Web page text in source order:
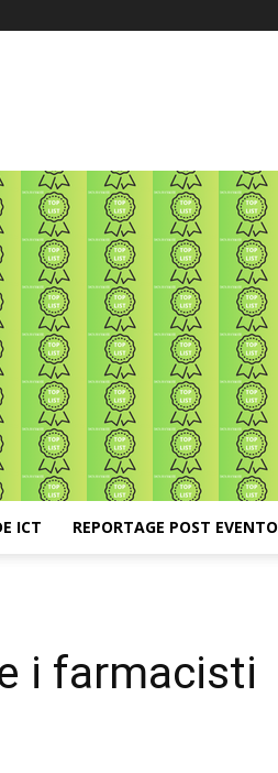
ICT REPORTAGE POST EVENTO
i farmacisti